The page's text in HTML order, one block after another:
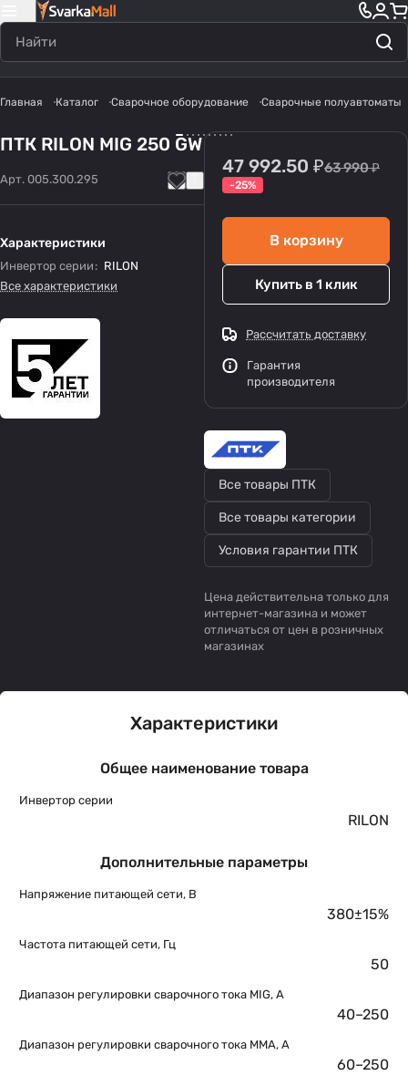
Главная Каталог Сварочное оборудование Сварочные полуавтоматы
ПТК RILON MIG 250 GW
Арт. 005.300.295
Характеристики
Инвертор серии : RILON
Все характеристики
47 992.50 ₽63 990 ₽
-25%
В корзину
Купить в 1 клик
Рассчитать доставку
Гарантия
производителя
Все товары ПТК
Все товары категории
Условия гарантии ПТК
Цена действительна только для
интернет-магазина и может
отличаться от цен в розничных
магазинах
Характеристики
Общее наименование товара
Инвертор серии
RILON
Дополнительные параметры
Напряжение питающей сети, В
380±15%
Частота питающей сети, Гц
50
Диапазон регулировки сварочного тока MIG, А
40–250
Диапазон регулировки сварочного тока MMA, А
60–250